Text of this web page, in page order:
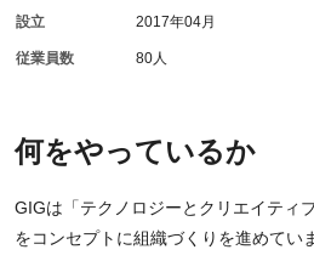
何をやっているか
GIGは「テクノロジーとクリエイティ
をコンセプトに組織づくりを進めてい
設立 2017年04月
従業員数 80人